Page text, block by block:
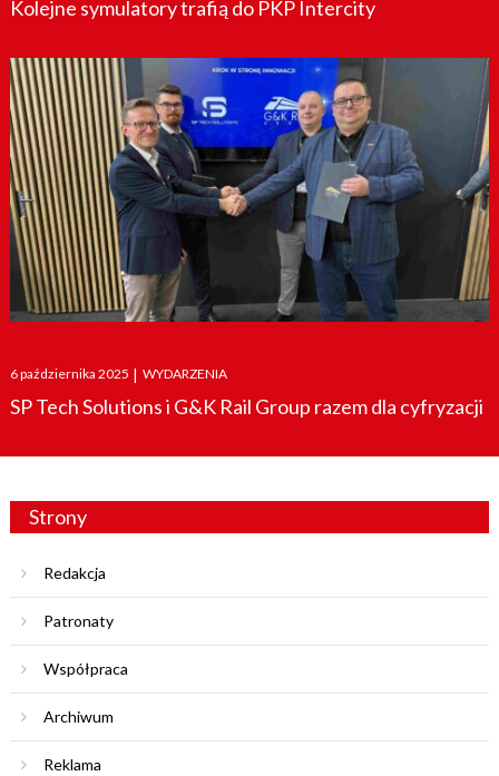
Kolejne symulatory trafią do PKP Intercity
Posted
on
6 października 2025 WYDARZENIA
SP Tech Solutions i G&K Rail Group razem dla cyfryzacji
Strony
Redakcja
Patronaty
Współpraca
Archiwum
Reklama